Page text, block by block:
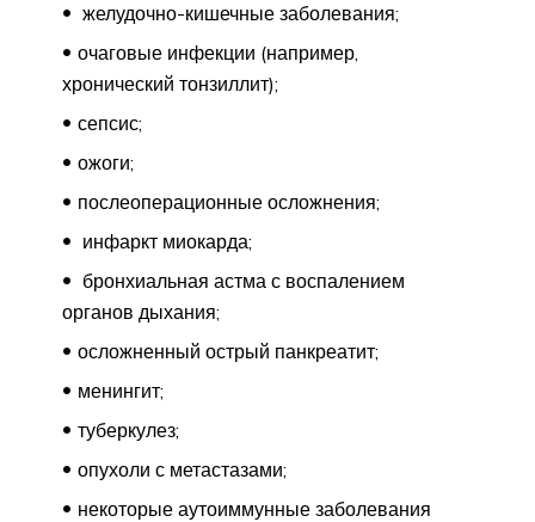
желудочно-кишечные заболевания;
очаговые инфекции (например,
хронический тонзиллит);
сепсис;
ожоги;
послеоперационные осложнения;
инфаркт миокарда;
бронхиальная астма с воспалением
органов дыхания;
осложненный острый панкреатит;
менингит;
туберкулез;
опухоли с метастазами;
некоторые аутоиммунные заболевания